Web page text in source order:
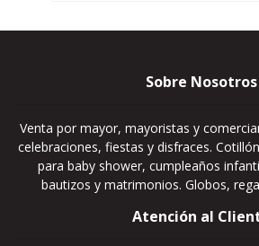
Sobre Nosotros
Venta por mayor, mayoristas y
celebraciones, fiestas y disfraces.
para baby shower, cumpleaños
bautizos y matrimonios. Globos,
Atención al